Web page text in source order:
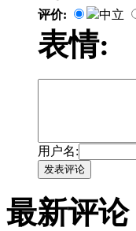
评价: 中立
表情:
用户名:
发表评论
最新评论